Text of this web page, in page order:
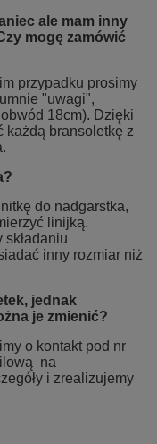
ale mam inny
mogę zamówić
przypadku prosimy
"uwagi",
18cm). Dzięki
każdą bransoletkę z
do nadgarstka,
linijką.
inny rozmiar niż
jednak
je zmienić?
o kontakt pod nr
na
i zrealizujemy